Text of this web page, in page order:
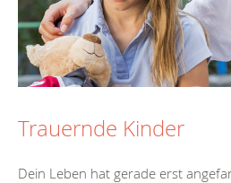
Trauernde Kinder
Dein Leben hat gerade erst